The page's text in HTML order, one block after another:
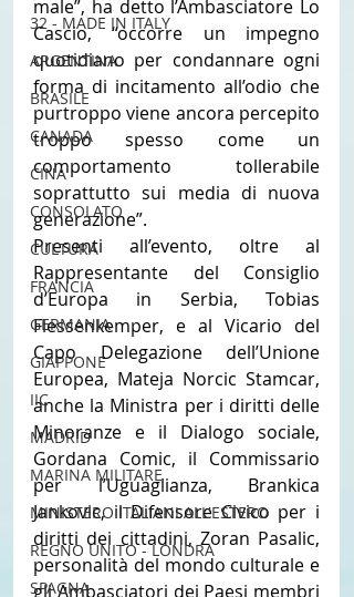
32 - MADE IN ITALY
ARGENTINA
BRASILE
CANADA
CINA
CONSOLATO
CULTURA
FRANCIA
GERMANIA
GIAPPONE
IIC
MADRID
MARINA MILITARE
MINISTERO ITALIANI ALL'ESTERO
REGNO UNITO - LONDRA
SPAGNA
male”, ha detto l’Ambasciatore Lo
Cascio, “occorre un impegno
quotidiano per condannare ogni
forma di incitamento all’odio che
purtroppo viene ancora percepito
troppo spesso come un
comportamento tollerabile
soprattutto sui media di nuova
generazione”.
Presenti all’evento, oltre al
Rappresentante del Consiglio
d’Europa in Serbia, Tobias
Flessenkemper, e al Vicario del
Capo Delegazione dell’Unione
Europea, Mateja Norcic Stamcar,
anche la Ministra per i diritti delle
Minoranze e il Dialogo sociale,
Gordana Comic, il Commissario
per l’Uguaglianza, Brankica
Jankovic, il Difensore Civico per i
diritti dei cittadini, Zoran Pasalic,
personalità del mondo culturale e
gli Ambasciatori dei Paesi membri